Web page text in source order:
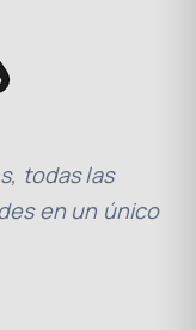
todas las
en un único